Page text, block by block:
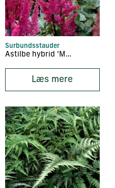
Surbundsstauder
Astilbe hybrid ‘Maggie Daley’
Læs mere